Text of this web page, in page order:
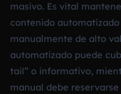
masivo. Es vital
contenido
manualmente de alto
automatizado puede
tail” o informativo,
manual debe